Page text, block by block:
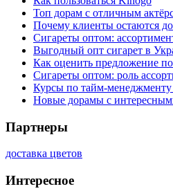
Топ дорам с отличным
Почему клиенты остаются
Сигареты оптом:
Выгодный опт сигарет в
Как оценить предложение
Сигареты оптом: роль
Курсы по тайм-менеджменту
Новые дорамы с
Партнеры
доставка цветов
Интересное